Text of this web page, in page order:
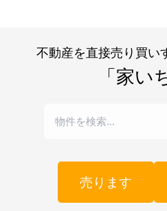
不動産を直接売り買い
「家い
売ります